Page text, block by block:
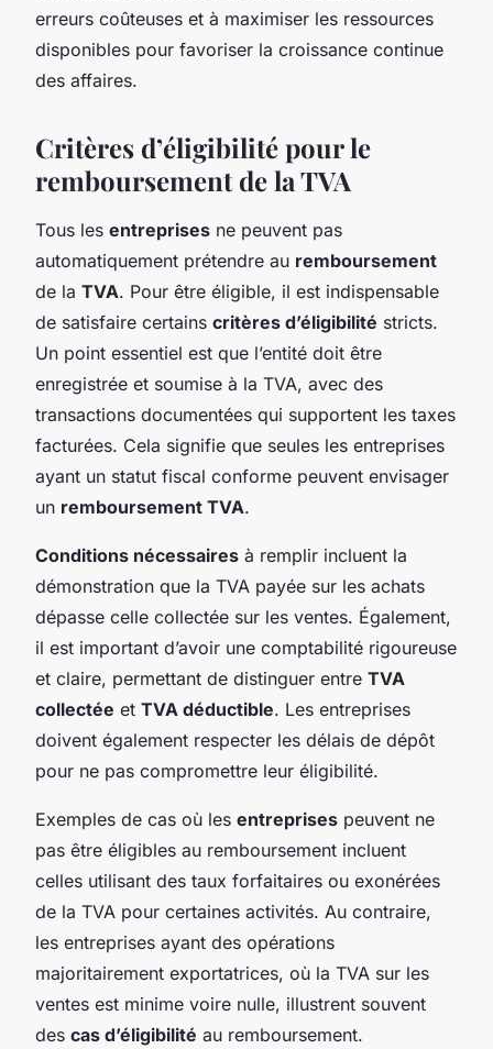
erreurs coûteuses et à maximiser les ressources
disponibles pour favoriser la croissance continue
des affaires.
Critères d’éligibilité pour le
remboursement de la TVA
Tous les entreprises ne peuvent pas
automatiquement prétendre au remboursement
de la TVA. Pour être éligible, il est indispensable
de satisfaire certains critères d’éligibilité stricts.
Un point essentiel est que l’entité doit être
enregistrée et soumise à la TVA, avec des
transactions documentées qui supportent les taxes
facturées. Cela signifie que seules les entreprises
ayant un statut fiscal conforme peuvent envisager
un remboursement TVA.
Conditions nécessaires à remplir incluent la
démonstration que la TVA payée sur les achats
dépasse celle collectée sur les ventes. Également,
il est important d’avoir une comptabilité rigoureuse
et claire, permettant de distinguer entre TVA
collectée et TVA déductible. Les entreprises
doivent également respecter les délais de dépôt
pour ne pas compromettre leur éligibilité.
Exemples de cas où les entreprises peuvent ne
pas être éligibles au remboursement incluent
celles utilisant des taux forfaitaires ou exonérées
de la TVA pour certaines activités. Au contraire,
les entreprises ayant des opérations
majoritairement exportatrices, où la TVA sur les
ventes est minime voire nulle, illustrent souvent
des cas d’éligibilité au remboursement.